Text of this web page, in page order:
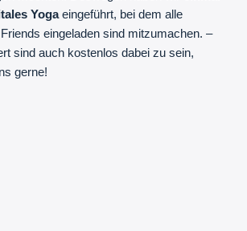
Yogaeingeführt, bei dem alle
eingeladen sind mitzumachen. –
sind auch kostenlos dabei zu sein,
gerne!